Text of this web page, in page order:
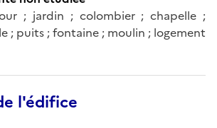
; jardin ; colombier ; chapelle ;
; puits ; fontaine ; moulin ; logement
l'édifice